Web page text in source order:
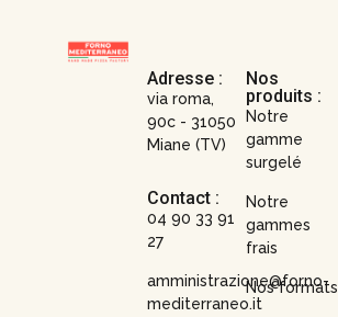
Adresse :
via roma,
90c - 31050
Miane (TV)
Contact :
04 90 33 91
27
amministrazione@forno-
mediterraneo.it
Nos
produits :
Notre
gamme
surgelé
Notre
gammes
frais
Nos formats